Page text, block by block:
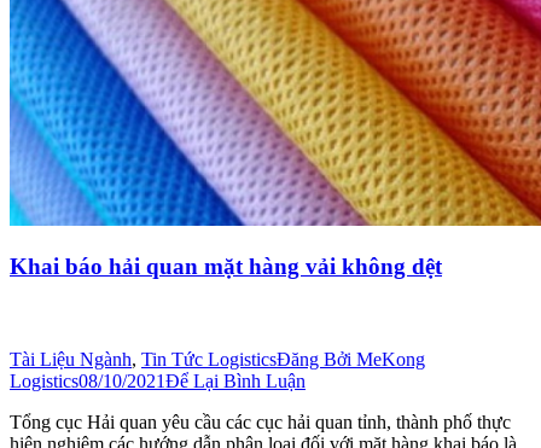
Khai báo hải quan mặt hàng vải không dệt
Tài Liệu Ngành, Tin Tức LogisticsĐăng Bởi MeKong
Logistics08/10/2021Để Lại Bình Luận
Tổng cục Hải quan yêu cầu các cục hải quan tỉnh, thành phố thực
hiện nghiêm các hướng dẫn phân loại đối với mặt hàng khai báo là